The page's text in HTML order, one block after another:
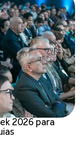
2026 para